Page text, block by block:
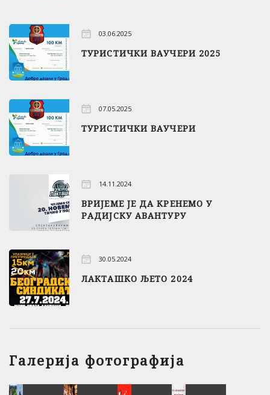
03.06.2025
ТУРИСТИЧКИ ВАУЧЕРИ 2025
07.05.2025
ТУРИСТИЧКИ ВАУЧЕРИ
14.11.2024
ВРИЈЕМЕ ЈЕ ДА КРЕНЕМО У
РАДИЈСКУ АВАНТУРУ
30.05.2024
ЛАКТАШКО ЉЕТО 2024
Галерија фотографија